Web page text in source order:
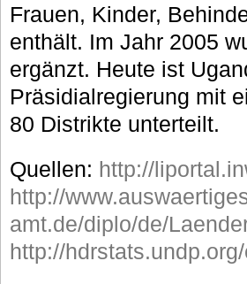
Frauen, Kinder,
enthält. Im Jahr 2005
ergänzt. Heute ist
Präsidialregierung mit
80 Distrikte unterteilt.
Quellen: http://
http://
amt.de/diplo/de/
http://